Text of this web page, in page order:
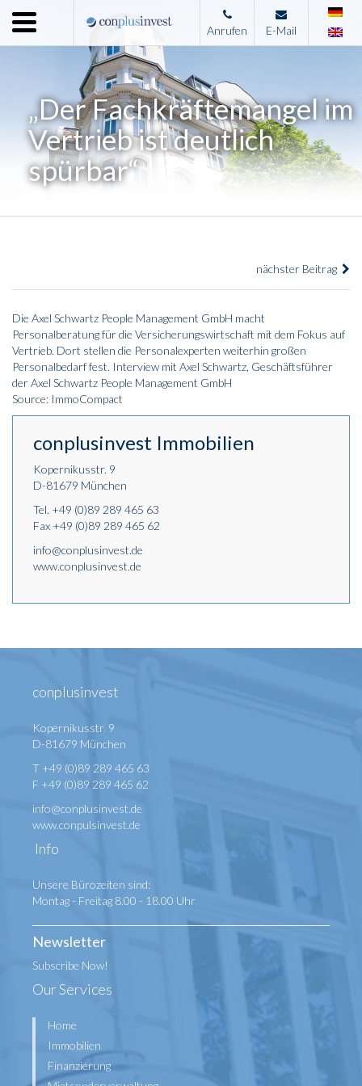
Menu
Home
Unternehmen
Leistungen
Immobilienangebote
News
Anrufen E-Mail
„Der Fachkräftemangel im
Vertrieb ist deutlich
spürbar“
nächster Beitrag
Die Axel Schwartz People Management GmbH macht
Personalberatung für die Versicherungswirtschaft mit dem Fokus auf
Vertrieb. Dort stellen die Personalexperten weiterhin großen
Personalbedarf fest. Interview mit Axel Schwartz, Geschäftsführer
der Axel Schwartz People Management GmbH
Source: ImmoCompact
conplusinvest Immobilien
Kopernikusstr. 9
D-81679 München
Tel. +49 (0)89 289 465 63
Fax +49 (0)89 289 465 62
info@conplusinvest.de
www.conplusinvest.de
conplusinvest
Kopernikusstr. 9
D-81679 München
T +49 (0)89 289 465 63
F +49 (0)89 289 465 62
info@conplusinvest.de
www.conpulsinvest.de
Info
Unsere Bürozeiten sind:
Montag - Freitag 8.00 - 18.00 Uhr
Newsletter
Subscribe Now!
Our Services
Home
Immobilien
Finanzierung